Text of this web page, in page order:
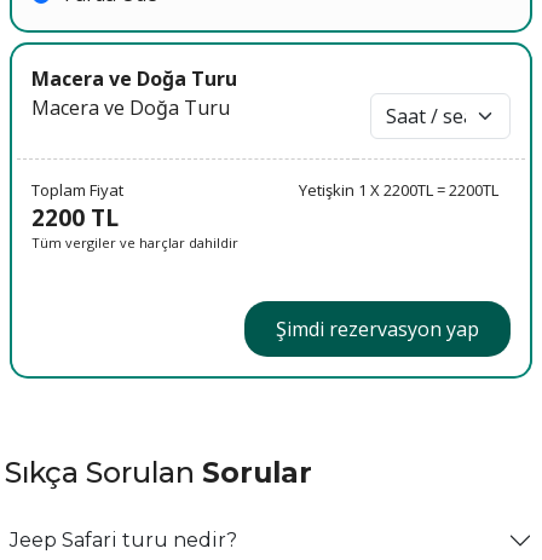
Macera ve Doğa Turu
Macera ve Doğa Turu
Toplam Fiyat
2200 TL
Tüm vergiler ve harçlar dahildir
Yetişkin 1 X 2200TL = 2200TL
Şimdi rezervasyon yap
Sıkça Sorulan Sorular
Jeep Safari turu nedir?